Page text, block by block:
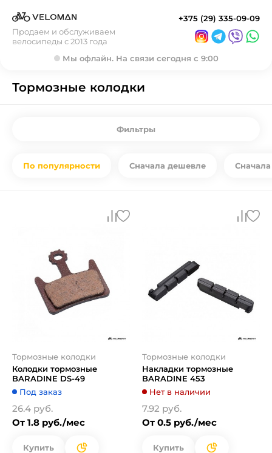
Продаем и обслуживаем
велосипеды с 2013 года
+375 (29) 335-09-09
Мы офлайн. На связи сегодня с 9:00
Тормозные колодки
Фильтры
По популярности Сначала дешевле
Тормозные колодки
Колодки тормозные
BARADINE DS-49
Под заказ
26.4 руб.
От 1.8 руб./мес
Купить
Тормозные колодки
Накладки тормозные
BARADINE 453
Нет в наличии
7.92 руб.
От 0.5 руб./мес
Купить